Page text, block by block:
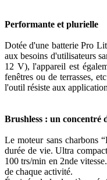
Performante et plurielle
Dotée d'une batterie Pro
aux besoins d'utilisateurs
12 V), l'appareil est
fenêtres ou de terrasses,
l'outil résiste aux
Brushless : un concentré
Le moteur sans charbons
durée de vie. Ultra
100 trs/min en 2nde
de chaque activité.